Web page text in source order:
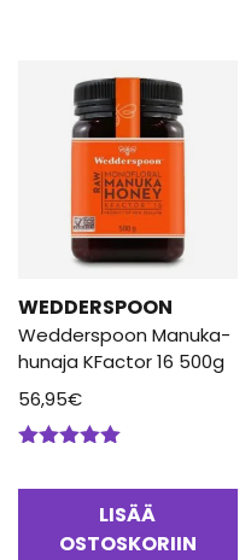
WEDDERSPOON
Wedderspoon Manuka-
hunaja KFactor 16 500g
56,95€
LISÄÄ
OSTOSKORIIN